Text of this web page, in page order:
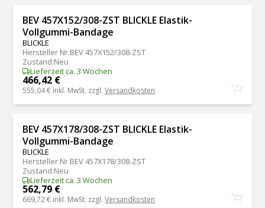
BEV 457X152/308-ZST BLICKLE Elastik-
Vollgummi-Bandage
BLICKLE
Hersteller Nr.BEV 457X152/308-ZST
Zustand:Neu
Lieferzeit ca. 3 Wochen
466,42 €
555,04 € inkl. MwSt. zzgl.Versandkosten
BEV 457X178/308-ZST BLICKLE Elastik-
Vollgummi-Bandage
BLICKLE
Hersteller Nr.BEV 457X178/308-ZST
Zustand:Neu
Lieferzeit ca. 3 Wochen
562,79 €
669,72 € inkl. MwSt. zzgl.Versandkosten